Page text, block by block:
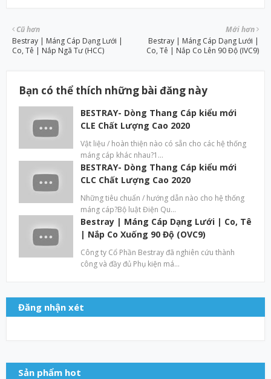
Mới hơn
Bestray | Máng Cáp Dạng Lưới |
Co, Tê | Nắp Co Lên 90 Độ (IVC9)
Cũ hơn
Bestray | Máng Cáp Dạng Lưới |
Co, Tê | Nắp Ngã Tư (HCC)
Bạn có thể thích những bài đăng này
BESTRAY- Dòng Thang Cáp kiểu mới
CLE Chất Lượng Cao 2020
Vật liệu / hoàn thiện nào có sẵn cho các hệ thống
máng cáp khác nhau?1…
BESTRAY- Dòng Thang Cáp kiểu mới
CLC Chất Lượng Cao 2020
Những tiêu chuẩn / hướng dẫn nào cho hệ thống
máng cáp?Bộ luật Điện Qu…
Bestray | Máng Cáp Dạng Lưới | Co, Tê
| Nắp Co Xuống 90 Độ (OVC9)
Công ty Cổ Phần Bestray đã nghiên cứu thành
công và đầy đủ Phụ kiện má…
Đăng nhận xét
Sản phẩm hot